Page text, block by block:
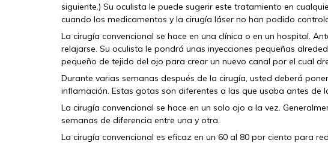
siguiente.) Su oculista le puede sugerir este tratamiento en
cuando los medicamentos y la cirugía láser no han podido
La cirugía convencional se hace en una clínica o en un hospital.
relajarse. Su oculista le pondrá unas inyecciones pequeñas
pequeño de tejido del ojo para crear un nuevo canal por el cual
Durante varias semanas después de la cirugía, usted deberá
inflamación. Estas gotas son diferentes a las que usaba antes de
La cirugía convencional se hace en un solo ojo a la vez.
semanas de diferencia entre una y otra.
La cirugía convencional es eficaz en un 60 al 80 por ciento para